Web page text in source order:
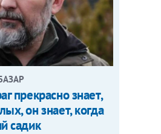
прекрасно знает,
он знает, когда
садик